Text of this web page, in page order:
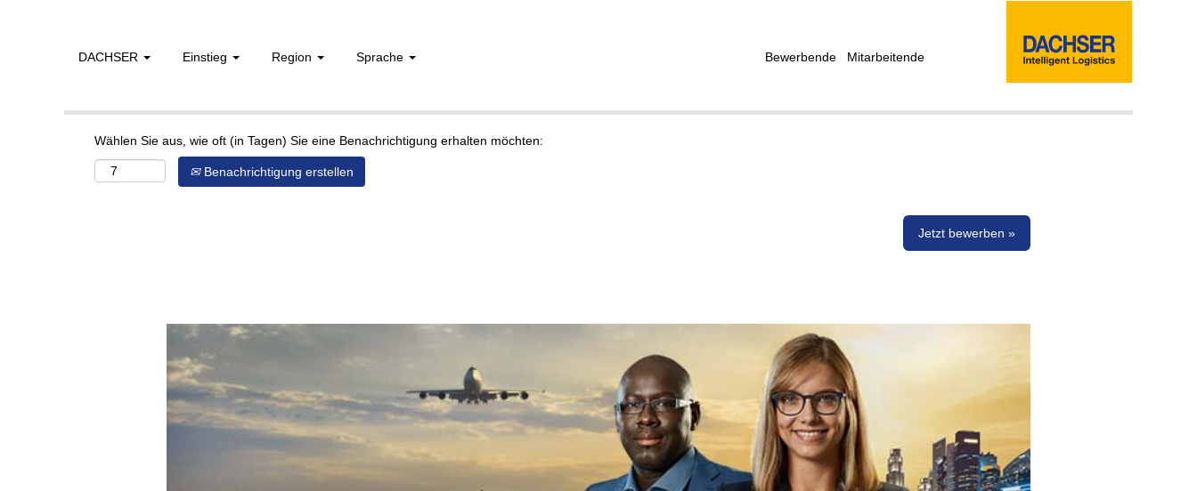
DACHSER Einstieg Region Sprache Bewerbende Mitarbeitende
Mehr Optionen anzeigen
Wählen Sie aus, wie oft (in Tagen) Sie eine Benachrichtigung erhalten möchten:
Benachrichtigung erstellen
Jetzt bewerben »